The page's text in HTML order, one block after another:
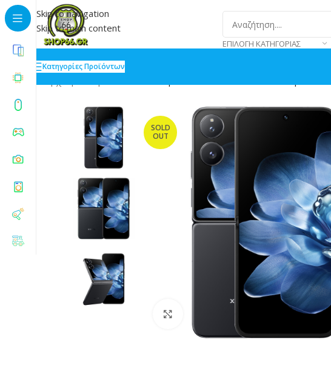
Skip to navigation
Skip to main content
ΕΠΙΛΟΓΉ ΚΑΤΗΓΟΡΊΑΣ
Κατηγορίες Προϊόντων
SOLD
OUT